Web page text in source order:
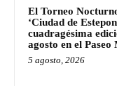
El Torneo
‘Ciudad de
cuadragésima
agosto en el
5 agosto, 2026